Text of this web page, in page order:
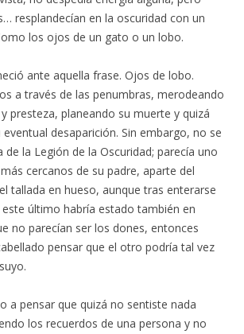
resplandecían en la oscuridad con un
los ojos de un gato o un lobo.
ante aquella frase. Ojos de lobo.
a través de las penumbras, merodeando
presteza, planeando su muerte y quizá
desaparición. Sin embargo, no se
la Legión de la Oscuridad; parecía uno
cercanos de su padre, aparte del
tallada en hueso, aunque tras enterarse
último habría estado también en
no parecían ser los dones, entonces
pensar que el otro podría tal vez
a pensar que quizá no sentiste nada
los recuerdos de una persona y no